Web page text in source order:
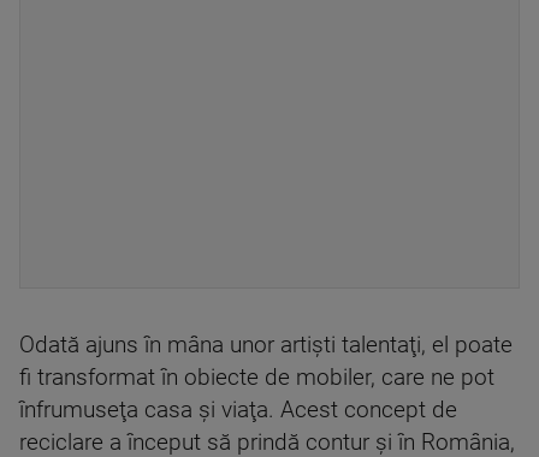
Odată ajuns în mâna unor artişti talentaţi, el poate
fi transformat în obiecte de mobiler, care ne pot
înfrumuseţa casa şi viaţa. Acest concept de
reciclare a început să prindă contur şi în România,